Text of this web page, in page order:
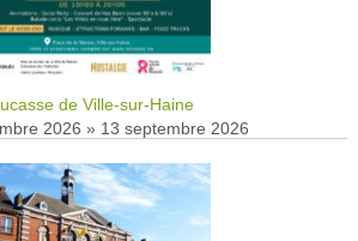
de Ville-sur-Haine
2026 » 13 septembre 2026